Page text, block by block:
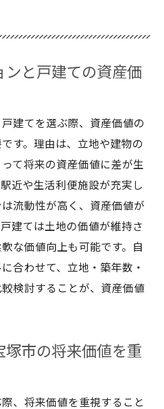
ンと戸建ての資産価
建てを選ぶ際、資産価値の
す。理由は、立地や建物の
て将来の資産価値に差が生
近や生活利便施設が充実し
流動性が高く、資産価値が
建ては土地の価値が維持さ
な価値向上も可能です。自
合わせて、立地・築年数・
検討することが、資産価値
塚市の将来価値を重
、将来価値を重視すること